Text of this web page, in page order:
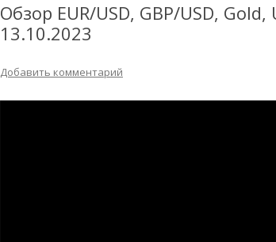
Обзор EUR/USD, GBP/USD, Gold,
13.10.2023
Добавить комментарий